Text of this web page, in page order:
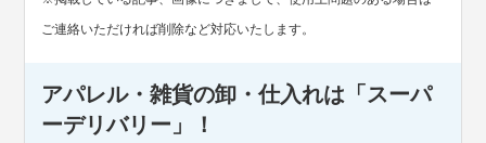
ご連絡いただければ削除など対応いたします。
アパレル・雑貨の卸・仕入れは「スーパ
ーデリバリー」！